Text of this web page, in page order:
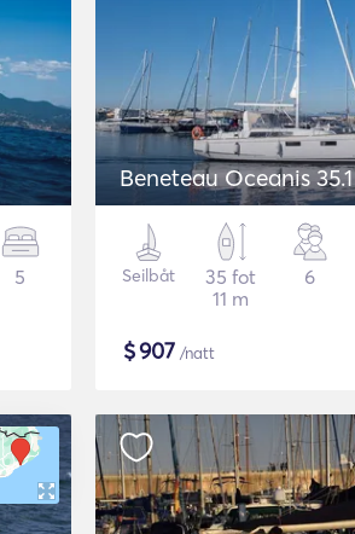
5
Beneteau Oceanis 35.1
Seilbåt
35 fot
11 m
6
$907 /natt